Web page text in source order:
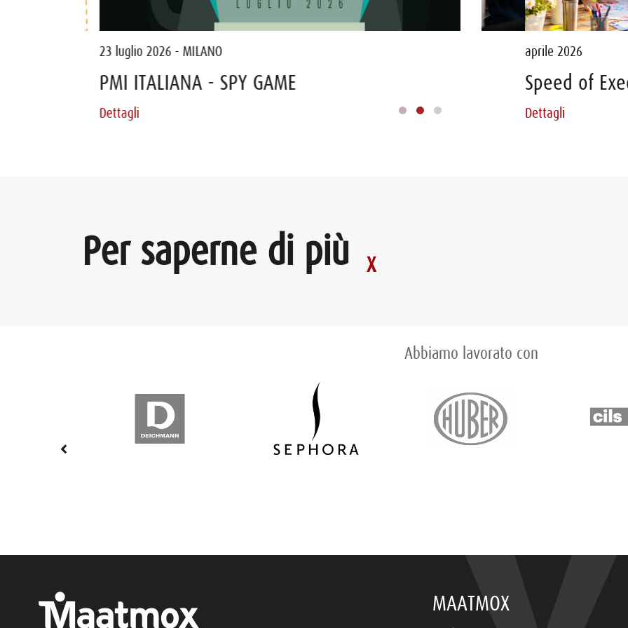
23 luglio 2026 - MILANO
PMI ITALIANA - SPY GAME
Dettagli
21 luglio 2026 - PARMA
FARMACEUTICA -
maggio 2026
Steward Leadership
Dettagli
aprile 2026
Speed of
Per saperne di più
Abbiamo lavorato con
MAATMOX